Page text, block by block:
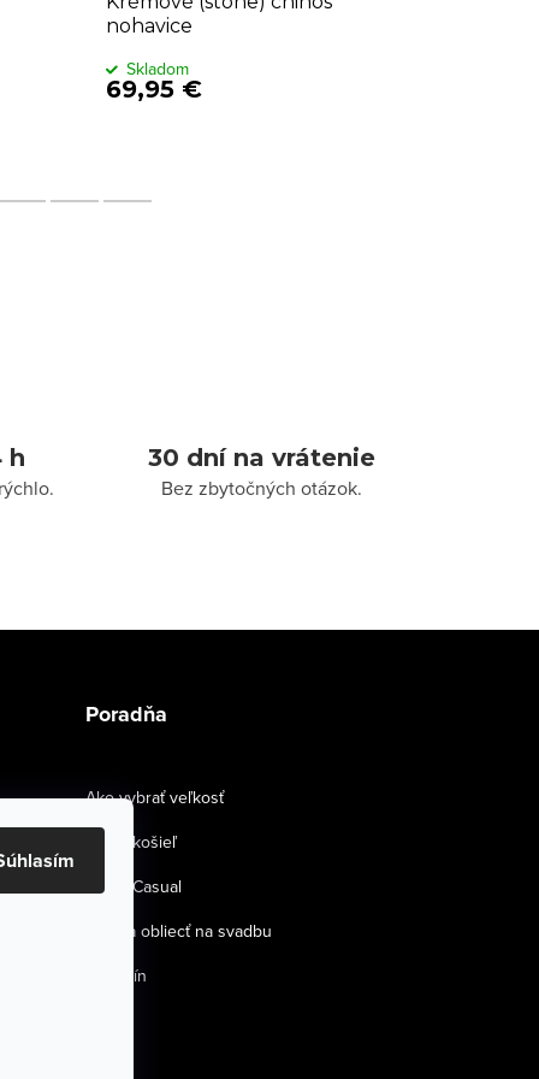
nohavice
69,95 €
Skladom
h 30 dní na vrátenie
Bez zbytočných otázok.
Poradňa
Ako vybrať veľkosť
Strihy košieľ
Smart Casual
Ako sa obliecť na svadbu
Magazín